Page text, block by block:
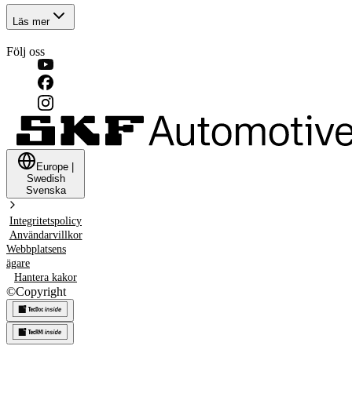
Läs mer
Följ oss
Europe
Swedish
Svenska
Integritetspolicy
Användarvillkor
Webbplatsens
ägare
Hantera kakor
©Copyright